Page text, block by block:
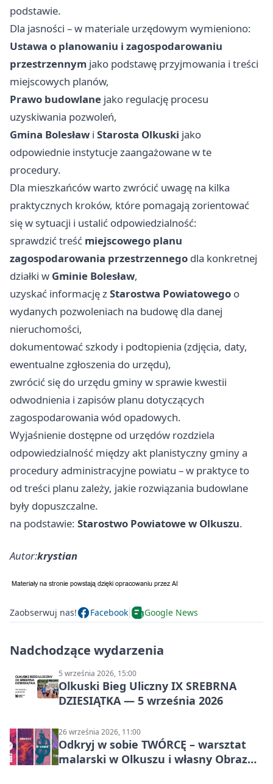
podstawie.
Dla jasności – w materiale urzędowym wymieniono:
Ustawa o planowaniu i zagospodarowaniu
przestrzennym jako podstawę przyjmowania i treści
miejscowych planów,
Prawo budowlane jako regulację procesu
uzyskiwania pozwoleń,
Gmina Bolesław i Starosta Olkuski jako
odpowiednie instytucje zaangażowane w te
procedury.
Dla mieszkańców warto zwrócić uwagę na kilka
praktycznych kroków, które pomagają zorientować
się w sytuacji i ustalić odpowiedzialność:
sprawdzić treść miejscowego planu
zagospodarowania przestrzennego dla konkretnej
działki w Gminie Bolesław,
uzyskać informację zStarostwa Powiatowego o
wydanych pozwoleniach na budowę dla danej
nieruchomości,
dokumentować szkody i podtopienia (zdjęcia, daty,
ewentualne zgłoszenia do urzędu),
zwrócić się do urzędu gminy w sprawie kwestii
odwodnienia i zapisów planu dotyczących
zagospodarowania wód opadowych.
Wyjaśnienie dostępne od urzędów rozdziela
odpowiedzialność między akt planistyczny gminy a
procedury administracyjne powiatu – w praktyce to
od treści planu zależy, jakie rozwiązania budowlane
były dopuszczalne.
na podstawie: Starostwo Powiatowe w Olkuszu.
Autor:krystian
Zaobserwuj nas! Facebook Google News
Nadchodzące wydarzenia
5 września 2026, 15:00
Olkuski Bieg Uliczny IX SREBRNA
DZIESIĄTKA — 5 września 2026
26 września 2026, 11:00
Odkryj w sobie TWÓRCĘ – warsztat
malarski w Olkuszu i własny Obraz